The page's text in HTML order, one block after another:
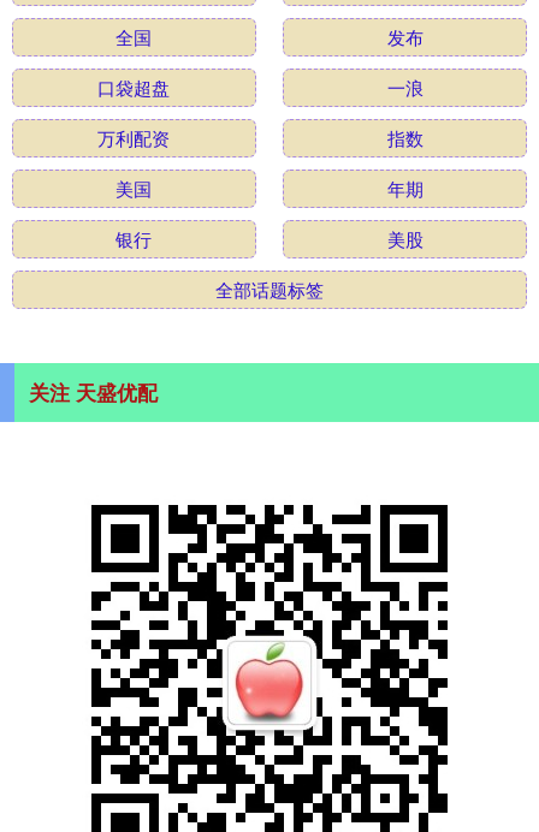
全国
发布
口袋超盘
一浪
万利配资
指数
美国
年期
银行
美股
全部话题标签
关注 天盛优配